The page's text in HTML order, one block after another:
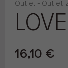
Outlet - Outlet
16,10 €